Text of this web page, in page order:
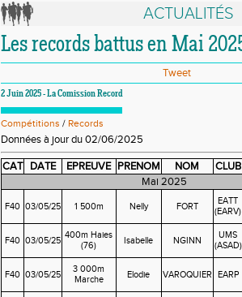
ACTUALITÉS
Les records battus en Mai
Tweet
2 Juin 2025 - La Comission Record
Compétitions / Records
Données à jour du 02/06/2025
CAT DATE EPREUVE PRENOM NOM
CLUB
Mai 2025
F40 03/05/25 1 500m Nelly FORT
EATT
(EARV)
F40 03/05/25
400m Haies
(76)
Isabelle NGINN
UMS
(ASAD)
F40 03/05/25
3 000m
Marche
Elodie VAROQUIER EARP